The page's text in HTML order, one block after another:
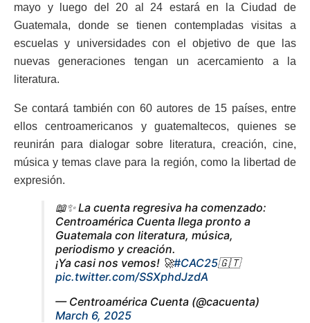
mayo y luego del 20 al 24 estará en la Ciudad de
Guatemala, donde se tienen contempladas visitas a
escuelas y universidades con el objetivo de que las
nuevas generaciones tengan un acercamiento a la
literatura.
Se contará también con 60 autores de 15 países, entre
ellos centroamericanos y guatemaltecos, quienes se
reunirán para dialogar sobre literatura, creación, cine,
música y temas clave para la región, como la libertad de
expresión.
📖✨ La cuenta regresiva ha comenzado:
Centroamérica Cuenta llega pronto a
Guatemala con literatura, música,
periodismo y creación.
¡Ya casi nos vemos! 🚀#CAC25🇬🇹
pic.twitter.com/SSXphdJzdA
— Centroamérica Cuenta (@cacuenta)
March 6, 2025